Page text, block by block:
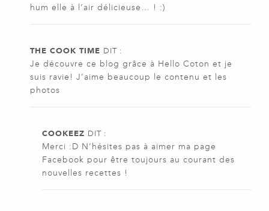
hum elle à l’air délicieuse… ! :)
THE COOK TIME DIT :
Je découvre ce blog grâce à Hello Coton et je
suis ravie! J’aime beaucoup le contenu et les
photos
COOKEEZ DIT :
Merci :D N’hésites pas à aimer ma page
Facebook pour être toujours au courant des
nouvelles recettes !